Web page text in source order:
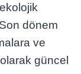
dönem
ve
güncel